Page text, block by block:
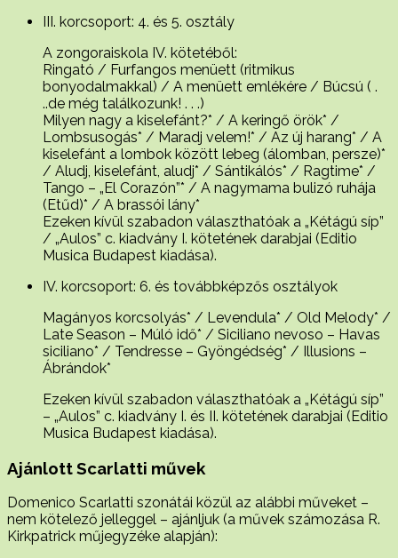
III. korcsoport: 4. és 5. osztály
A zongoraiskola IV. kötetéből:
Ringató / Furfangos menüett (ritmikus
bonyodalmakkal) / A menüett emlékére / Búcsú ( .
..de még találkozunk! . . .)
Milyen nagy a kiselefánt?* / A keringő örök* /
Lombsusogás* / Maradj velem!* / Az új harang* / A
kiselefánt a lombok között lebeg (álomban, persze)*
/ Aludj, kiselefánt, aludj* / Sántikálós* / Ragtime* /
Tango – „El Corazón”* / A nagymama bulizó ruhája
(Etűd)* / A brassói lány*
Ezeken kívül szabadon választhatóak a „Kétágú síp”
/ „Aulos” c. kiadvány I. kötetének darabjai (Editio
Musica Budapest kiadása).
IV. korcsoport: 6. és továbbképzős osztályok
Magányos korcsolyás* / Levendula* / Old Melody* /
Late Season – Múló idő* / Siciliano nevoso – Havas
siciliano* / Tendresse – Gyöngédség* / Illusions –
Ábrándok*
Ezeken kívül szabadon választhatóak a „Kétágú síp”
– „Aulos” c. kiadvány I. és II. kötetének darabjai (Editio
Musica Budapest kiadása).
Ajánlott Scarlatti művek
Domenico Scarlatti szonátái közül az alábbi műveket –
nem kötelező jelleggel – ajánljuk (a művek számozása R.
Kirkpatrick műjegyzéke alapján):